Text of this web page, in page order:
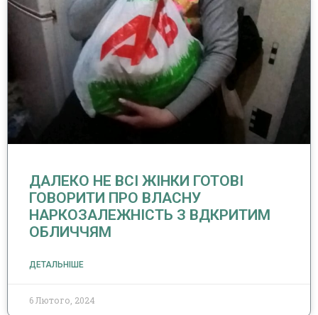
ДАЛЕКО НЕ ВСІ ЖІНКИ ГОТОВІ
ГОВОРИТИ ПРО ВЛАСНУ
НАРКОЗАЛЕЖНІСТЬ З ВДКРИТИМ
ОБЛИЧЧЯМ
ДЕТАЛЬНІШЕ
6 Лютого, 2024